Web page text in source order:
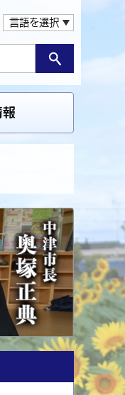
言語を選択
報